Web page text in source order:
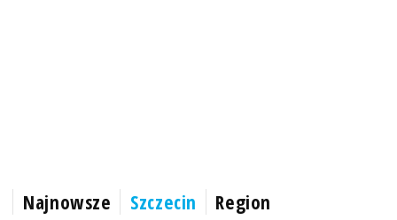
Najnowsze Szczecin
Region